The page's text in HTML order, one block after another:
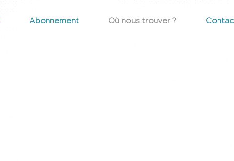
Abonnement Où nous trouver ?